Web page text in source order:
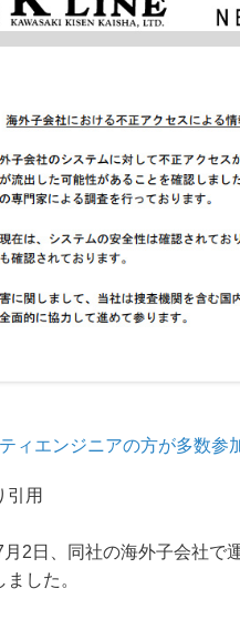
ィエンジニアの方が多数
引用
2日、同社の海外子会社
した。